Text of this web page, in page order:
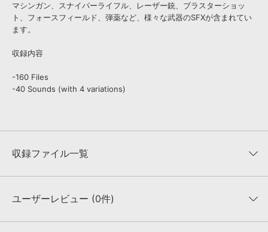
マシンガン、スナイパーライフル、レーザー銃、ブラスターショッ
ト、フォースフィールド、弾薬など、様々な武器のSFXが含まれてい
ます。
収録内容
-160 Files
-40 Sounds (with 4 variations)
収録ファイル一覧
収録ファイル一覧
ユーザーレビュー (0件)